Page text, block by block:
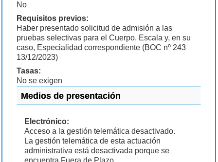
No
Requisitos previos:
Haber presentado solicitud de admisión a las
pruebas selectivas para el Cuerpo, Escala y, en su
caso, Especialidad correspondiente (BOC nº 243
13/12/2023)
Tasas:
No se exigen
Medios de presentación
Electrónico:
Acceso a la gestión telemática desactivado.
La gestión telemática de esta actuación
administrativa está desactivada porque se